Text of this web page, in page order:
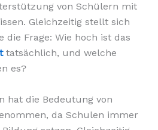
von Schülern mit
Gleichzeitig stellt sich
Frage: Wie hoch ist das
tatsächlich, und welche
es?
hat die Bedeutung von
da Schulen immer